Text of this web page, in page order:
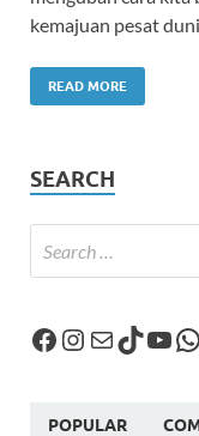
kemajuan pesat
READ MORE
SEARCH
POPULAR